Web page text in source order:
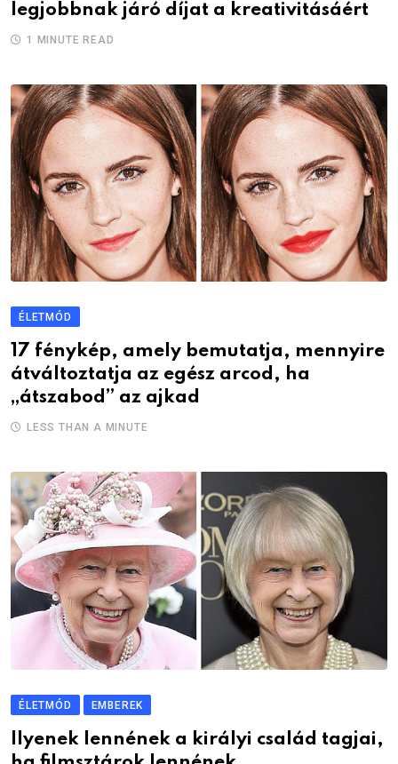
legjobbnak járó díjat a kreativitásáért
1 MINUTE READ
ÉLETMÓD
17 fénykép, amely bemutatja, mennyire
átváltoztatja az egész arcod, ha
„átszabod” az ajkad
LESS THAN A MINUTE
ÉLETMÓD EMBEREK
Ilyenek lennének a királyi család tagjai,